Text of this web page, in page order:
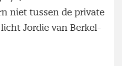
niet tussen de private
Jordie van Berkel-